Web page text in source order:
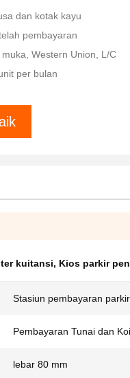
dan kotak kayu
pembayaran
Western Union, L/C
per bulan
kuitansi, Kios parkir
Stasiun pembayaran parkir
Pembayaran Tunai dan
lebar 80 mm